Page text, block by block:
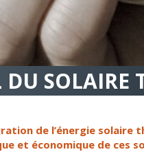
DU
de l’énergie solaire
et économique de ces